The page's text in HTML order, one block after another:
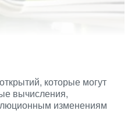
которые могут
вычисления,
изменениям